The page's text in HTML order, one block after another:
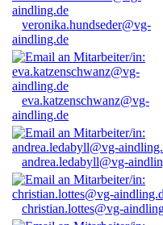
veronika.hundseder@vg-
aindling.de
eva.katzenschwanz@vg-
aindling.de
andrea.ledabyll@vg-
christian.lottes@vg-